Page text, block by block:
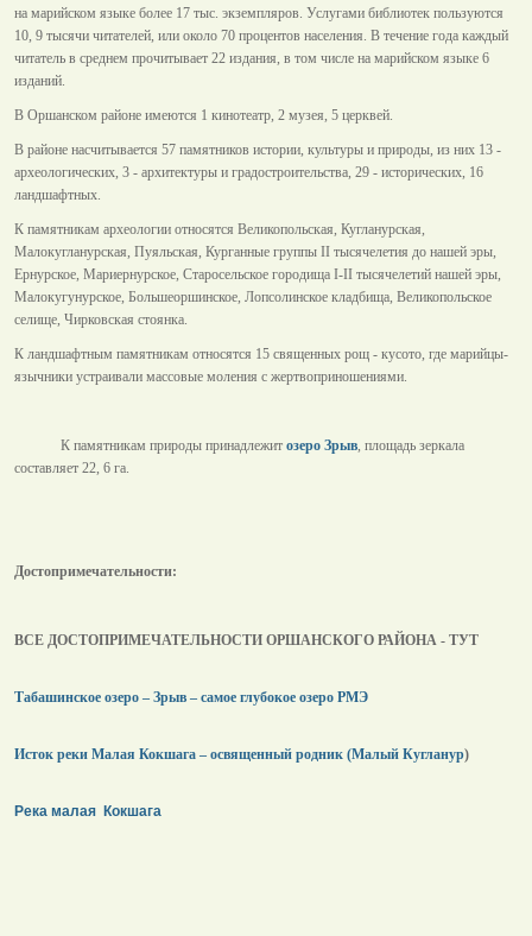
на марийском языке более 17 тыс. экземпляров. Услугами библиотек пользуются
10, 9 тысячи читателей, или около 70 процентов населения. В течение года каждый
читатель в среднем прочитывает 22 издания, в том числе на марийском языке 6
изданий.
В Оршанском районе имеются 1 кинотеатр, 2 музея, 5 церквей.
В районе насчитывается 57 памятников истории, культуры и природы, из них 13 -
археологических, 3 - архитектуры и градостроительства, 29 - исторических, 16
ландшафтных.
К памятникам археологии относятся Великопольская, Кугланурская,
Малокугланурская, Пуяльская, Курганные группы II тысячелетия до нашей эры,
Ернурское, Мариернурское, Старосельское городища I-II тысячелетий нашей эры,
Малокугунурское, Большеоршинское, Лопсолинское кладбища, Великопольское
селище, Чирковская стоянка.
К ландшафтным памятникам относятся 15 священных рощ - кусото, где марийцы-
язычники устраивали массовые моления с жертвоприношениями.
К памятникам природы принадлежит озеро Зрыв, площадь зеркала
составляет 22, 6 га.
Достопримечательности:
ВСЕ ДОСТОПРИМЕЧАТЕЛЬНОСТИ ОРШАНСКОГО РАЙОНА - ТУТ
Табашинское озеро – Зрыв – самое глубокое озеро РМЭ
Исток реки Малая Кокшага – освященный родник (Малый Кугланур)
Река малая Кокшага